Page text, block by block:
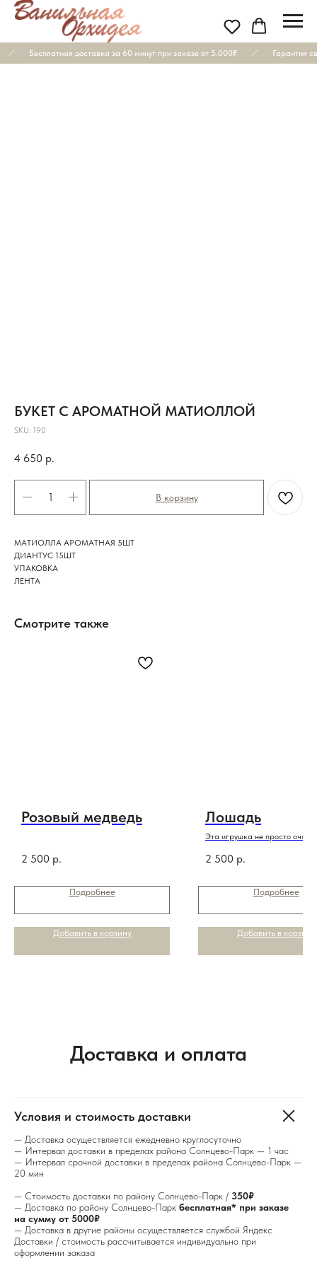
Бесплатная доставка за 60 минут при заказе от 5.000₽ Гарантия
БУКЕТ С АРОМАТНОЙ МАТИОЛЛОЙ
SKU: 190
4 650 р.
В корзину
МАТИОЛЛА АРОМАТНАЯ 5ШТ
ДИАНТУС 15ШТ
УПАКОВКА
ЛЕНТА
Смотрите также
Розовый медведь
2 500 р.
Подробнее
Добавить в корзину
Лошадь
Эта игрушка не просто
2 500 р.
Подробнее
Добавить в корзину
Доставка и оплата
Условия и стоимость доставки
— Доставка осуществляется ежедневно круглосуточно
— Интервал доставки в пределах района Солнцево-Парк — 1 час
— Интервал срочной доставки в пределах района Солнцево-Парк —
20 мин
— Стоимость доставки по району Солнцево-Парк / 350₽
— Доставка по району Солнцево-Парк бесплатная* при заказе
на сумму от 5000₽
— Доставка в другие районы осуществляется службой Яндекс
Доставки / стоимость рассчитывается индивидуально при
оформлении заказа